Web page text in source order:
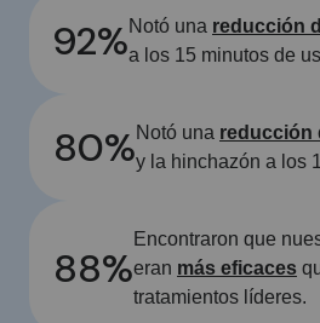
92%Notó una reducción
a los 15 minutos de
80%Notó una reducción
y la hinchazón a los
88%
Encontraron que
eran más eficaces
tratamientos líderes.